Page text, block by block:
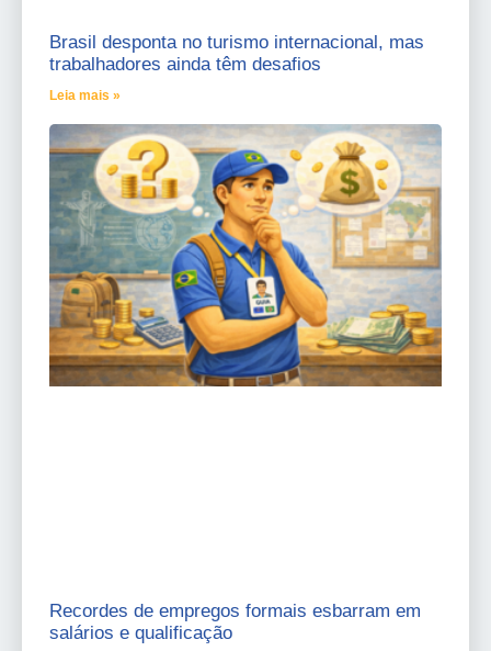
Brasil desponta no turismo internacional, mas
trabalhadores ainda têm desafios
Leia mais »
Recordes de empregos formais esbarram em
salários e qualificação